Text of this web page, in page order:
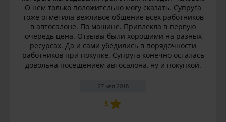
О нем только положительно могу сказать. Супруга
тоже отметила вежливое общение всех работников
в автосалоне. По машине. Привлекла в первую
очередь цена. Отзывы были хорошими на разных
ресурсах. Да и сами убедились в порядочности
работников при покупке. Супруга конечно осталась
довольна посещением автосалона, ну и покупкой.
27 мая 2018
5